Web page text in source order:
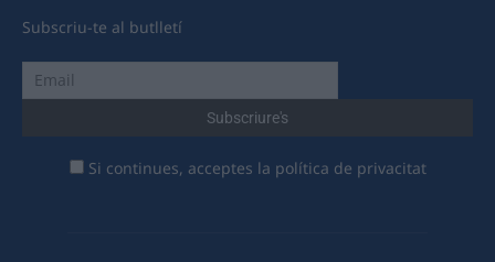
Subscriu-te al butlletí
Si continues, acceptes la política de privacitat